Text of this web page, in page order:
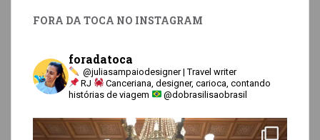
FORA DA TOCA NO INSTAGRAM
foradatoca
@juliasampaiodesigner | Travel writer
RJ
Canceriana, designer, carioca, contando
histórias de viagem
@dobrasilisaobrasil